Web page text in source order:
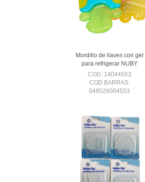
Mordillo de llaves con gel
para refrigerar NUBY
COD: 14044553
COD BARRAS:
048526004553